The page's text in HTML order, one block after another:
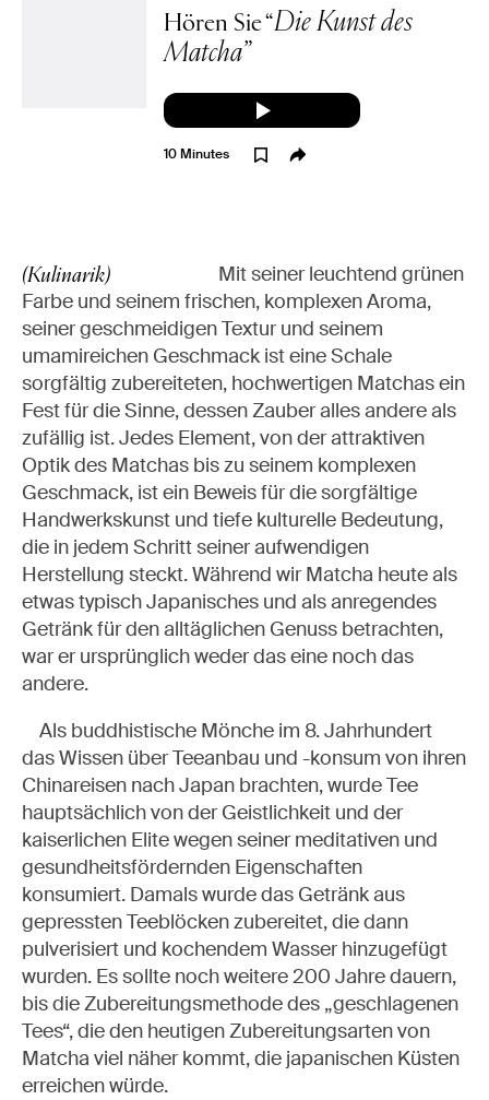
Hören Sie “Die Kunst des
Matcha”
10 Minutes
(Kulinarik)
Mit seiner leuchtend grünen
Farbe und seinem frischen, komplexen Aroma,
seiner geschmeidigen Textur und seinem
umamireichen Geschmack ist eine Schale
sorgfältig zubereiteten, hochwertigen Matchas ein
Fest für die Sinne, dessen Zauber alles andere als
zufällig ist. Jedes Element, von der attraktiven
Optik des Matchas bis zu seinem komplexen
Geschmack, ist ein Beweis für die sorgfältige
Handwerkskunst und tiefe kulturelle Bedeutung,
die in jedem Schritt seiner aufwendigen
Herstellung steckt. Während wir Matcha heute als
etwas typisch Japanisches und als anregendes
Getränk für den alltäglichen Genuss betrachten,
war er ursprünglich weder das eine noch das
andere.
Als buddhistische Mönche im 8. Jahrhundert
das Wissen über Teeanbau und -konsum von ihren
Chinareisen nach Japan brachten, wurde Tee
hauptsächlich von der Geistlichkeit und der
kaiserlichen Elite wegen seiner meditativen und
gesundheitsfördernden Eigenschaften
konsumiert. Damals wurde das Getränk aus
gepressten Teeblöcken zubereitet, die dann
pulverisiert und kochendem Wasser hinzugefügt
wurden. Es sollte noch weitere 200 Jahre dauern,
bis die Zubereitungsmethode des „geschlagenen
Tees“, die den heutigen Zubereitungsarten von
Matcha viel näher kommt, die japanischen Küsten
erreichen würde.